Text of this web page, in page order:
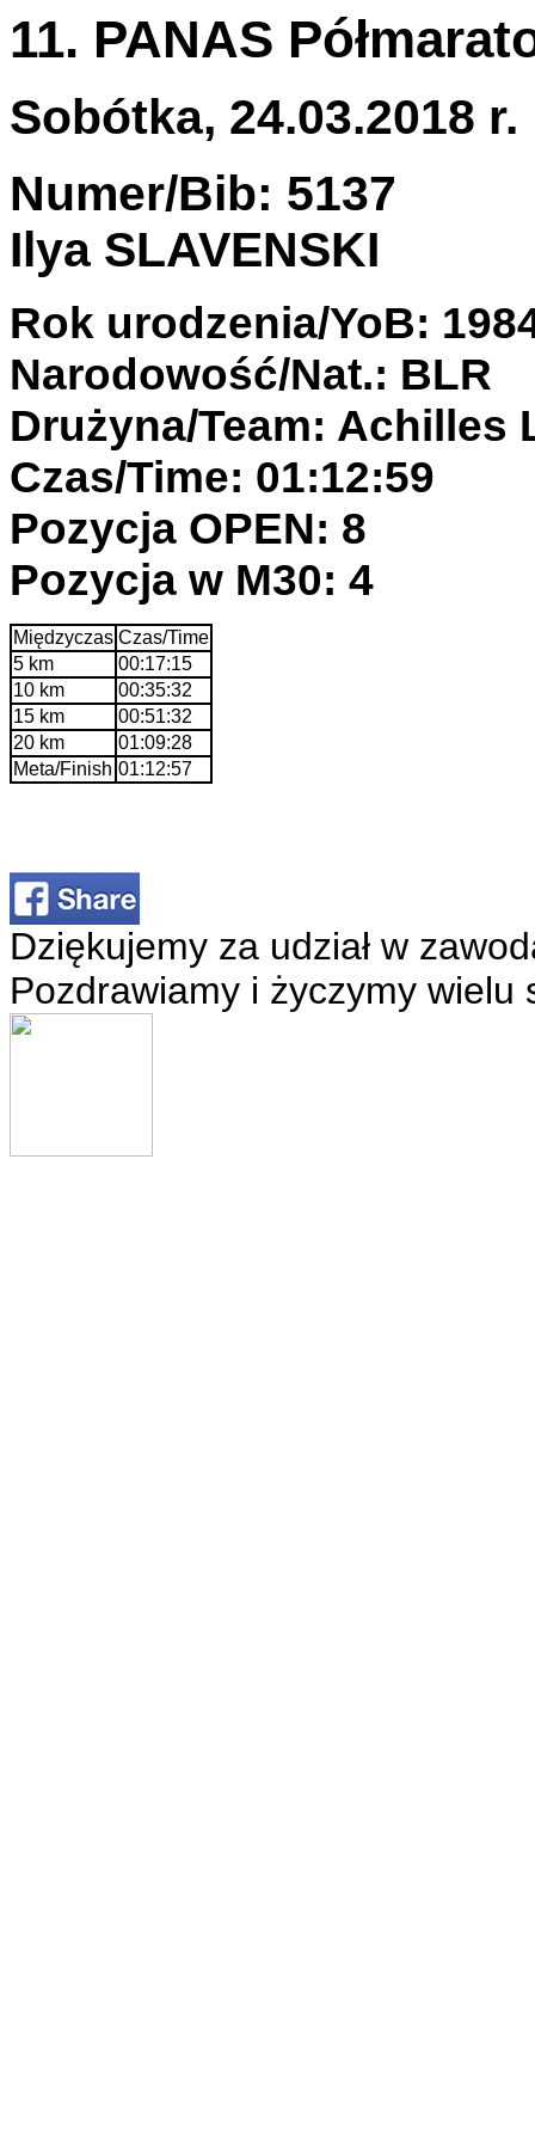
11. PANAS
Sobótka, 24.03.2018 r.
Numer/Bib: 5137
Ilya SLAVENSKI
Rok urodzenia/YoB:
Narodowość/Nat.: BLR
Drużyna/Team: Achilles
Czas/Time: 01:12:59
Pozycja OPEN: 8
Pozycja w M30: 4
Międzyczas Czas/Time
5 km
00:17:15
10 km
00:35:32
15 km
00:51:32
20 km
01:09:28
Meta/Finish 01:12:57
Dziękujemy za udział w
Pozdrawiamy i życzymy wielu